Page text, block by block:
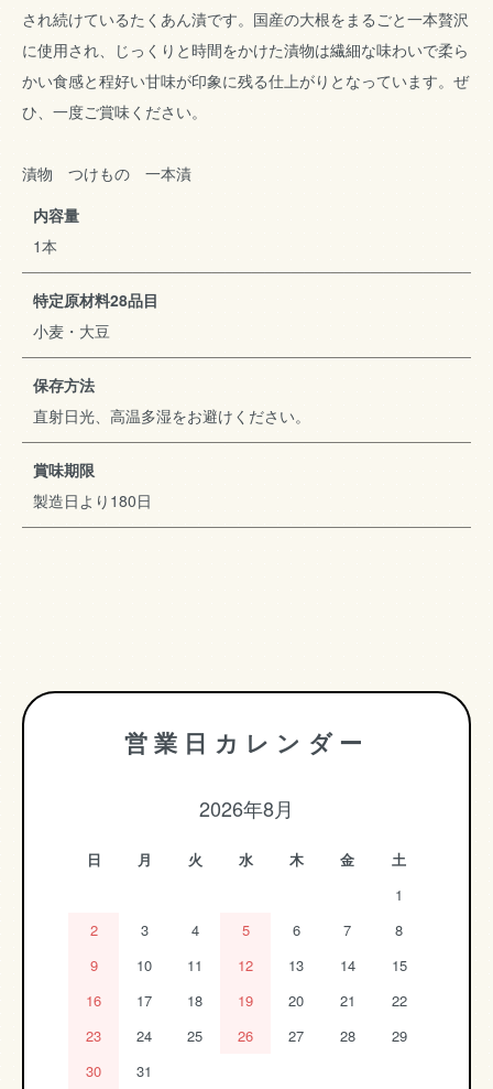
され続けているたくあん漬です。国産の大根をまるごと一本贅沢
に使用され、じっくりと時間をかけた漬物は繊細な味わいで柔ら
かい食感と程好い甘味が印象に残る仕上がりとなっています。ぜ
ひ、一度ご賞味ください。
漬物 つけもの 一本漬
内容量
1本
特定原材料28品目
小麦・大豆
保存方法
直射日光、高温多湿をお避けください。
賞味期限
製造日より180日
営業日カレンダー
2026年8月
日 月 火 水 木 金
土
1
2
3 4 5 6 7
8
9
10 11 12 13 14
15
16
17 18 19 20 21
22
23
24 25 26 27 28
29
30
31